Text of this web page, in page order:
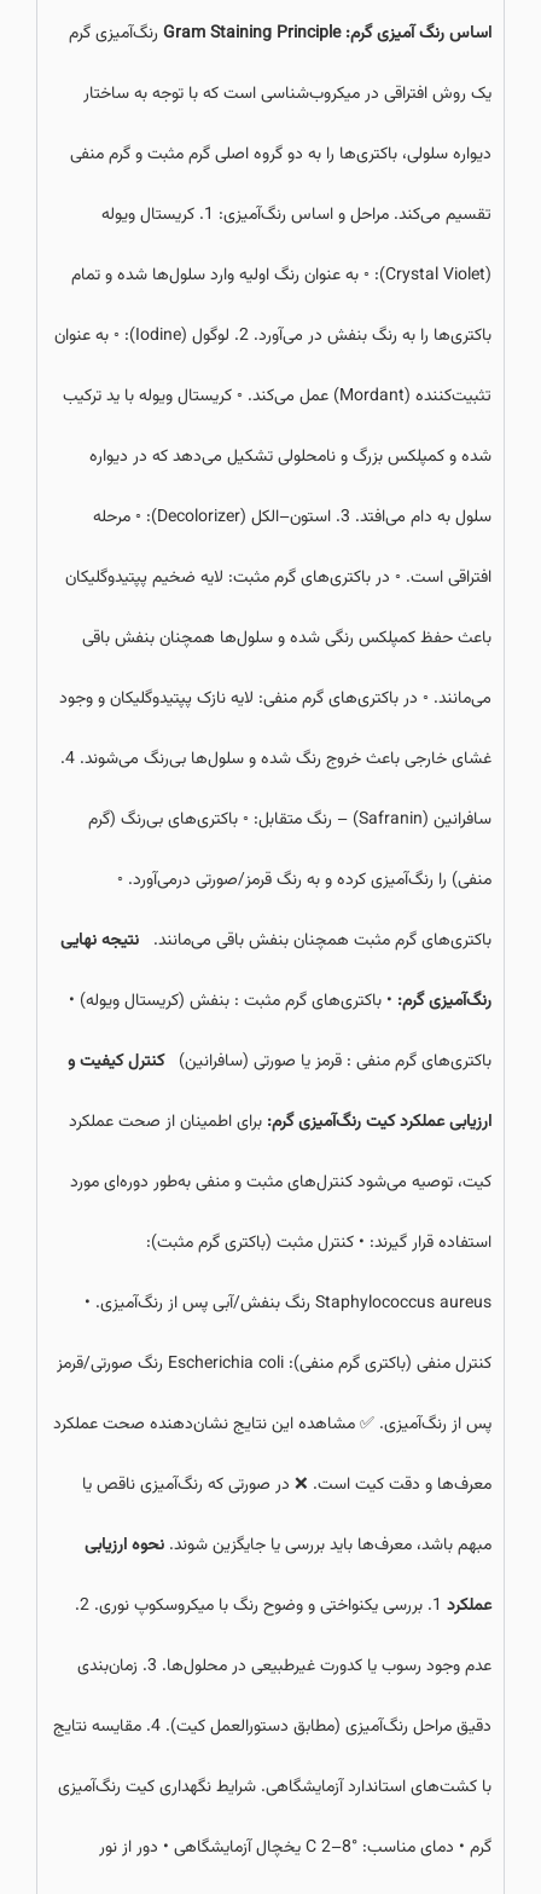
اساس رنگ آمیزی گرم: Gram Staining Principle رنگ‌آمیزی گرم
یک روش افتراقی در میکروب‌شناسی است که با توجه به ساختار
دیواره سلولی، باکتری‌ها را به دو گروه اصلی گرم مثبت و گرم منفی
تقسیم می‌کند. مراحل و اساس رنگ‌آمیزی: 1. کریستال ویوله
(Crystal Violet): ◦ به عنوان رنگ اولیه وارد سلول‌ها شده و تمام
باکتری‌ها را به رنگ بنفش در می‌آورد. 2. لوگول (Iodine): ◦ به عنوان
تثبیت‌کننده (Mordant) عمل می‌کند. ◦ کریستال ویوله با ید ترکیب
شده و کمپلکس بزرگ و نامحلولی تشکیل می‌دهد که در دیواره
سلول به دام می‌افتد. 3. استون–الکل (Decolorizer): ◦ مرحله
افتراقی است. ◦ در باکتری‌های گرم مثبت: لایه ضخیم پپتیدوگلیکان
باعث حفظ کمپلکس رنگی شده و سلول‌ها همچنان بنفش باقی
می‌مانند. ◦ در باکتری‌های گرم منفی: لایه نازک پپتیدوگلیکان و وجود
غشای خارجی باعث خروج رنگ شده و سلول‌ها بی‌رنگ می‌شوند. 4.
سافرانین (Safranin) – رنگ متقابل: ◦ باکتری‌های بی‌رنگ (گرم
منفی) را رنگ‌آمیزی کرده و به رنگ قرمز/صورتی درمی‌آورد. ◦
باکتری‌های گرم مثبت همچنان بنفش باقی می‌مانند. نتیجه نهایی
رنگ‌آمیزی گرم: • باکتری‌های گرم مثبت : بنفش (کریستال ویوله) •
باکتری‌های گرم منفی : قرمز یا صورتی (سافرانین)کنترل کیفیت و
ارزیابی عملکرد کیت رنگ‌آمیزی گرم: برای اطمینان از صحت عملکرد
کیت، توصیه می‌شود کنترل‌های مثبت و منفی به‌طور دوره‌ای مورد
استفاده قرار گیرند: • کنترل مثبت (باکتری گرم مثبت):
Staphylococcus aureus رنگ بنفش/آبی پس از رنگ‌آمیزی. •
کنترل منفی (باکتری گرم منفی): Escherichia coli رنگ صورتی/قرمز
پس از رنگ‌آمیزی. ✅ مشاهده این نتایج نشان‌دهنده صحت عملکرد
معرف‌ها و دقت کیت است. ❌ در صورتی که رنگ‌آمیزی ناقص یا
مبهم باشد، معرف‌ها باید بررسی یا جایگزین شوند. نحوه ارزیابی
عملکرد 1. بررسی یکنواختی و وضوح رنگ با میکروسکوپ نوری. 2.
عدم وجود رسوب یا کدورت غیرطبیعی در محلول‌ها. 3. زمان‌بندی
دقیق مراحل رنگ‌آمیزی (مطابق دستورالعمل کیت). 4. مقایسه نتایج
با کشت‌های استاندارد آزمایشگاهی. شرایط نگهداری کیت رنگ‌آمیزی
گرم • دمای مناسب: °C 2–8 یخچال آزمایشگاهی • دور از نور